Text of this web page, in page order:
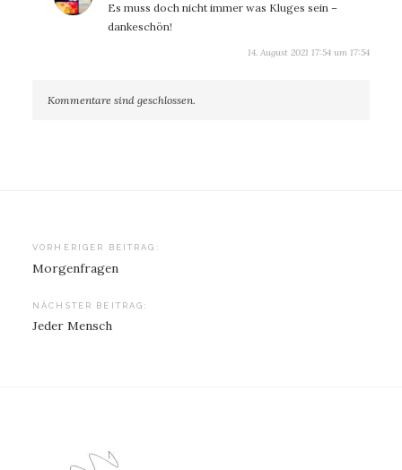
Es muss doch nicht immer was Kluges sein –
dankeschön!
14. August 2021 17:54 um 17:54
Kommentare sind geschlossen.
Beitragsnavigation
VORHERIGER BEITRAG:
Morgenfragen
NÄCHSTER BEITRAG:
Jeder Mensch